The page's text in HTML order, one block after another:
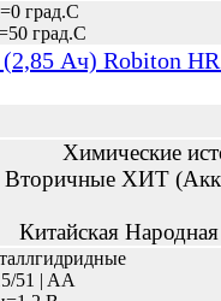
град.С
град.С
Ач) Robiton
Химические
Вторичные ХИТ
Китайская
51 | AA